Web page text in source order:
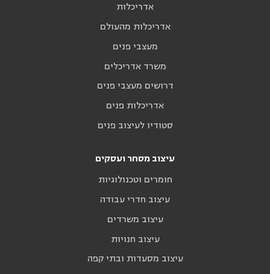
אדריכלות
אדריכלות מהעולם
מעצבי פנים
משרד אדריכלים
דרושים מעצבי פנים
אדריכלות פנים
סטודיו לעיצוב פנים
עיצוב מסחר ועסקים
חומרים וטכנולוגיות
עיצוב חדרי עבודה
עיצוב משרדים
עיצוב חנויות
עיצוב מסעדות ובתי קפה